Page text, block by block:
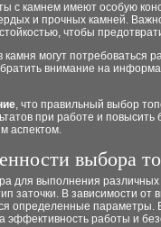
с камнем имеют особую
и прочных камней.
чтобы
могут потребоваться
внимание на
, что правильный выбор
при работе и повысить
аспектом.
выбора
для выполнения
заточки. В зависимости от
определенные параметры.
эффективность работы и